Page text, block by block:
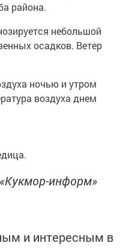
района.
небольшой
осадков. Ветер
ночью и утром
воздуха днем
информ»
и интересным в